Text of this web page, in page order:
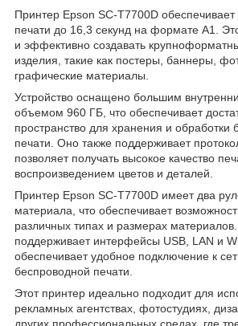
Принтер Epson SC-T7700D обеспечивает
печати до 16,3 секунд на формате А1.
и эффективно создавать
изделия, такие как постеры, баннеры,
графические материалы.
Устройство оснащено большим
объемом 960 ГБ, что обеспечивает
пространство для хранения и
печати. Оно также поддерживает
позволяет получать высокое качество
воспроизведением цветов и деталей.
Принтер Epson SC-T7700D имеет два
материала, что обеспечивает
различных типах и размерах
поддерживает интерфейсы USB, LAN и
обеспечивает удобное подключение к
беспроводной печати.
Этот принтер идеально подходит для
рекламных агентствах, фотостудиях,
других профессиональных средах, где